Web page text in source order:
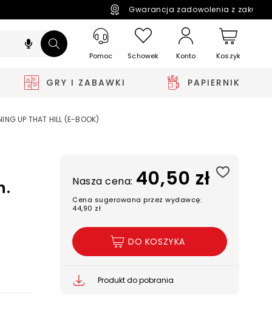
Gwarancja zadowolenia z
Pomoc Schowek Konto Koszyk
GRY I ZABAWKI PAPIERNIK
UP THAT HILL (E-BOOK)
Nasza cena: 40,50 zł
Cena sugerowana przez wydawcę:
44,90 zł
DO KOSZYKA
Produkt do pobrania